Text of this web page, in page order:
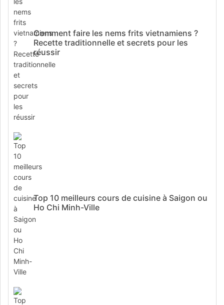
Comment faire les nems frits vietnamiens ?
Recette traditionnelle et secrets pour les
réussir
Top 10 meilleurs cours de cuisine à Saigon ou
Ho Chi Minh-Ville